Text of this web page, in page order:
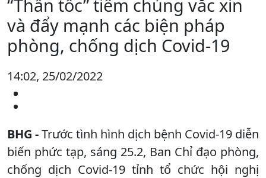
“Thần tốc” tiêm chủng vắc xin
và đẩy mạnh các biện pháp
phòng, chống dịch Covid-19
14:02, 25/02/2022
BHG -Trước tình hình dịch bệnh Covid-19 diễn
biến phức tạp, sáng 25.2, Ban Chỉ đạo phòng,
chống dịch Covid-19 tỉnh tổ chức hội nghị